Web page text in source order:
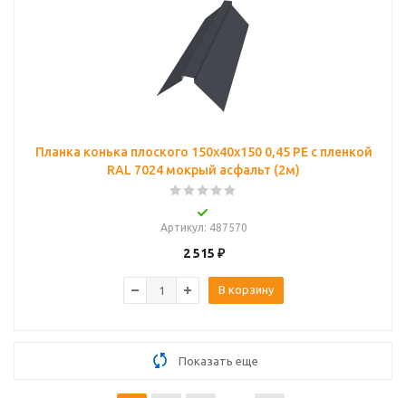
Планка конька плоского 150х40х150 0,45 PE с пленкой
RAL 7024 мокрый асфальт (2м)
Артикул: 487570
2 515 ₽
В корзину
Показать еще